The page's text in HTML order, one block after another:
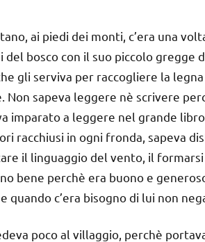
ai piedi dei monti, c’era una
del bosco con il suo piccolo gregge
gli serviva per raccogliere la
Non sapeva leggere nè scrivere
imparato a leggere nel grande
racchiusi in ogni fronda, sapeva
il linguaggio del vento, il
bene perchè era buono e
c’era bisogno di lui non
poco al villaggio, perchè